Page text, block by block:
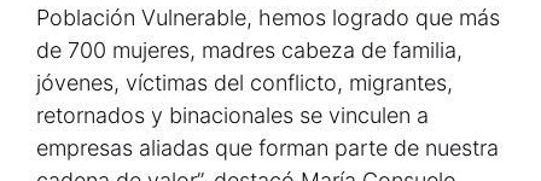
Población Vulnerable, hemos logrado que más
de 700 mujeres, madres cabeza de familia,
jóvenes, víctimas del conflicto, migrantes,
retornados y binacionales se vinculen a
empresas aliadas que forman parte de nuestra